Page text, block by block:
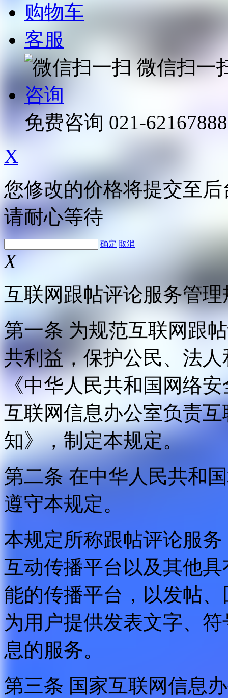
购物车
客服
微信扫一
咨询
免费咨询 021-62167888
X
您修改的价格将提交至
请耐心等待
确定 取消
X
互联网跟帖评论服务管理
第一条 为规范互联网跟
共利益，保护公民、法
《中华人民共和国网络
互联网信息办公室负责
知》，制定本规定。
第二条 在中华人民共和
遵守本规定。
本规定所称跟帖评论服
互动传播平台以及其他
能的传播平台，以发帖
为用户提供发表文字、
息的服务。
第三条 国家互联网信息